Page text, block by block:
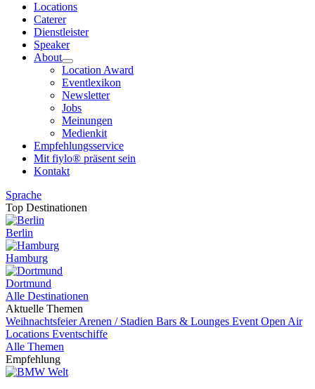
Locations
Caterer
Dienstleister
Speaker
About
Location Award
Eventlexikon
Newsletter
Jobs
Meinungen
Medienkit
Empfehlungsservice
Mit fiylo® präsent sein
Kontakt
Sprache
Top Destinationen
Berlin
Hamburg
Dortmund
Alle Destinationen
Aktuelle Themen
WeihnachtsfeierArenen / Stadien Bars & Lounges Event Open Air
Locations Eventschiffe
Alle Themen
Empfehlung